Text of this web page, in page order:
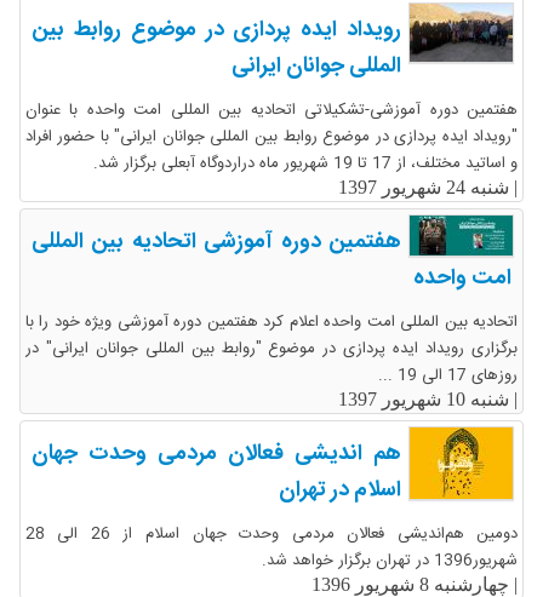
رویداد ایده پردازی در موضوع روابط بین
المللی جوانان ایرانی
هفتمین دوره آموزشی-تشکیلاتی اتحادیه بین المللی امت واحده با عنوان
"رویداد ایده پردازی در موضوع روابط بین المللی جوانان ایرانی" با حضور افراد
و اساتید مختلف، از 17 تا 19 شهریور ماه دراردوگاه آبعلی برگزار شد.
| شنبه 24 شهریور 1397
هفتمین دوره آموزشی اتحادیه بین المللی
امت واحده
اتحادیه بین المللی امت واحده اعلام کرد هفتمین دوره آموزشی ویژه خود را با
برگزاری رویداد ایده پردازی در موضوع "روابط بین المللی جوانان ایرانی" در
روزهای 17 الی 19 ...
| شنبه 10 شهریور 1397
هم اندیشی فعالان مردمی وحدت جهان
اسلام در تهران
دومین هم‌اندیشی فعالان مردمی وحدت جهان اسلام از 26 الی 28
شهریور1396 در تهران برگزار خواهد شد.
| چهارشنبه 8 شهریور 1396